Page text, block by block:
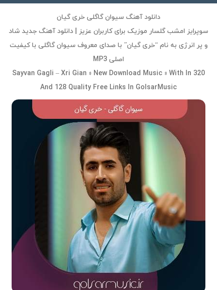
دانلود آهنگ سیوان گاگلی خری گیان
سوپرایز امشب گلسار موزیک برای کاربران عزیز | دانلود آهنگ جدید شاد
و پر انرژی به نام “خری گیان” با صدای معروف سیوان گاگلی با کیفیت
اصلی MP3
Sayvan Gagli – Xri Gian » New Download Music » With In 320
And 128 Quality Free Links In GolsarMusic